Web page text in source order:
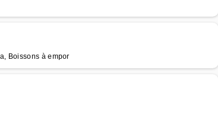
Boissons à empor